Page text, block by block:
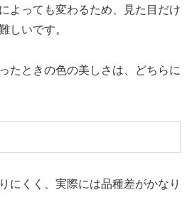
よっても変わるため、見た目だけ
しいです。
たときの色の美しさは、どちらに
にくく、実際には品種差がかなり